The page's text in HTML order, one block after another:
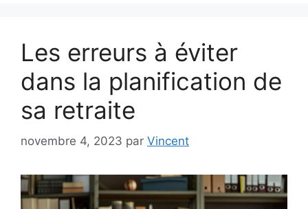
Les erreurs à éviter
dans la planification de
sa retraite
novembre 4, 2023 par Vincent